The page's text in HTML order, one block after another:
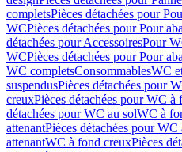
completsPièces détachées pour
WCPièces détachées pour Pour
détachées pour AccessoiresPour
WCPièces détachées pour Pour
WC completsConsommablesWC
suspendusPièces détachées pour
creuxPièces détachées pour WC à
détachées pour WC au solWC à
attenantPièces détachées pour
attenantWC à fond creuxPièces